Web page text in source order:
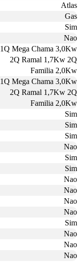
Atlas
Gas
Sim
Nao
1Q Mega Chama 3,0Kw
2Q Ramal 1,7Kw 2Q
Familia 2,0Kw
1Q Mega Chama 3,0Kw
2Q Ramal 1,7Kw 2Q
Familia 2,0Kw
Sim
Sim
Sim
Nao
Sim
Sim
Nao
Nao
Nao
Nao
Sim
Nao
Nao
Nao